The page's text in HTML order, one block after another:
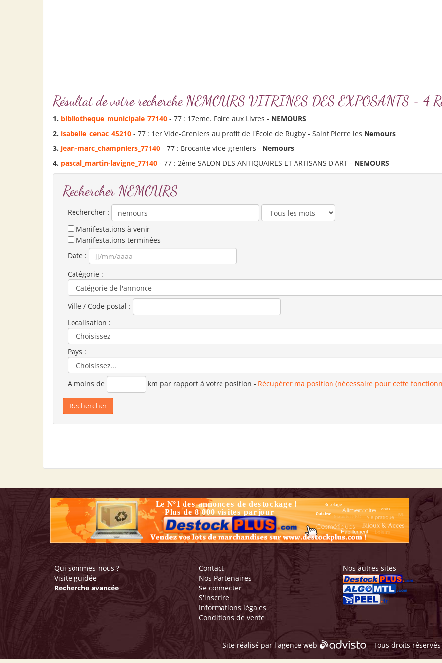
Résultat de votre recherche NEMOURS VITRINES DES EXPOSANTS - 4
1. bibliotheque_municipale_77140 - 77 : 17eme. Foire aux Livres - NEMOURS
2. isabelle_cenac_45210 - 77 : 1er Vide-Greniers au profit de l'École de Rugby - Saint Pierre les Nemours
3. jean-marc_champniers_77140 - 77 : Brocante vide-greniers - Nemours
4. pascal_martin-lavigne_77140 - 77 : 2ème SALON DES ANTIQUAIRES ET ARTISANS D'ART - NEMOURS
Rechercher NEMOURS
Rechercher :
Manifestations à venir
Manifestations terminées
Date :
Catégorie :
Ville / Code postal :
Localisation :
Pays :
A moins de km par rapport à votre position - Récupérer ma position (nécessaire pour cette
Qui sommes-nous ?
Visite guidée
Recherche avancée
Contact
Nos Partenaires
Se connecter
S'inscrire
Informations légales
Conditions de vente
Nos autres sites
Site réalisé par l'agence web - Tous droits réservés